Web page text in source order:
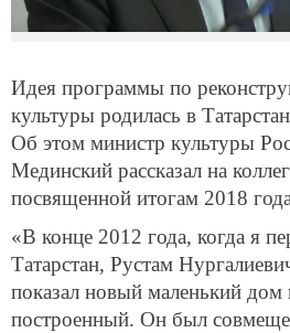
Идея программы по
культуры родилась в
Об этом министр культуры
Мединский рассказал на
посвященной итогам 2018
«В конце 2012 года, когда я
Татарстан, Рустам
показал новый маленький дом
построенный. Он был